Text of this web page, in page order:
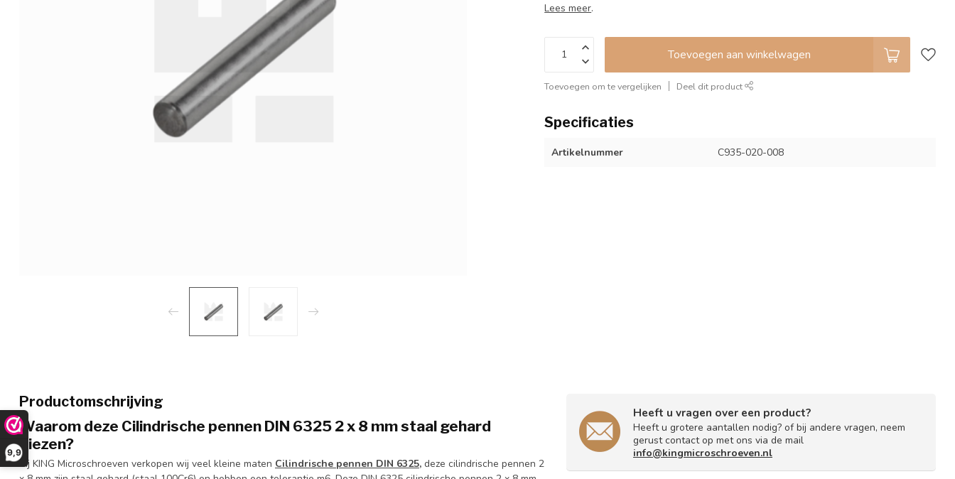
9,9
Lees meer.
Toevoegen aan winkelwagen
Toevoegen om te vergelijken Deel dit product
Specificaties
Artikelnummer C935-020-008
Productomschrijving
Waarom deze Cilindrische pennen DIN 6325 2 x 8 mm staal gehard
kiezen?
Bij KING Microschroeven verkopen wij veel kleine maten Cilindrische pennen DIN 6325, deze cilindrische pennen 2
Heeft u vragen over een product?
Heeft u grotere aantallen nodig? of bij andere vragen, neem
gerust contact op met ons via de mail
info@kingmicroschroeven.nl